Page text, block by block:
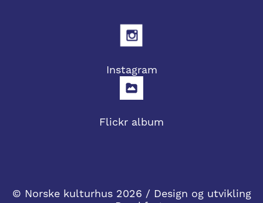
Instagram
Flickr album
© Norske kulturhus 2026 / Design og utvikling